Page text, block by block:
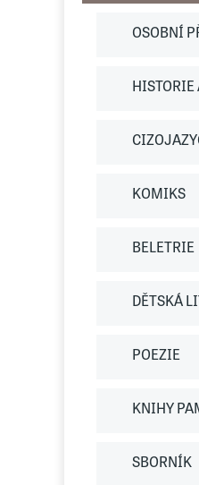
OSOBNÍ
HISTORIE
KOMIKS
BELETRIE
DĚTSKÁ
POEZIE
KNIHY
SBORNÍK